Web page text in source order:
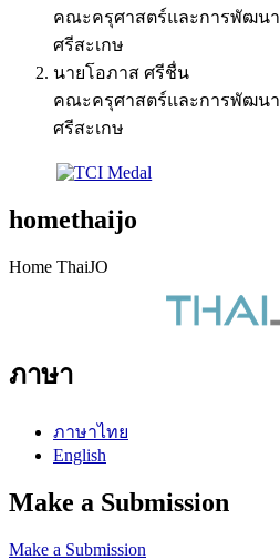
คณะครุศาสตร์และการพัฒน
ศรีสะเกษ
นายโอภาส ศรีชื่น
คณะครุศาสตร์และการพัฒน
ศรีสะเกษ
homethaijo
Home ThaiJO
ภาษา
ภาษาไทย
English
Make a Submission
Make a Submission